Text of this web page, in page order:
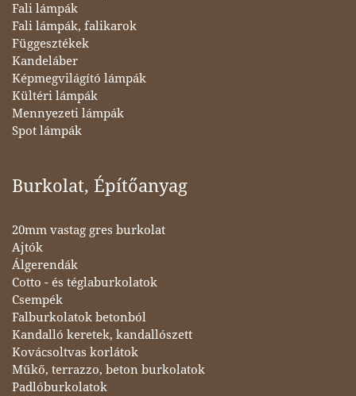
Fali lámpák
Fali lámpák, falikarok
Függesztékek
Kandeláber
Képmegvilágító lámpák
Kültéri lámpák
Mennyezeti lámpák
Spot lámpák
Burkolat, Építőanyag
20mm vastag gres burkolat
Ajtók
Álgerendák
Cotto - és téglaburkolatok
Csempék
Falburkolatok betonból
Kandalló keretek, kandallószett
Kovácsoltvas korlátok
Műkő, terrazzo, beton burkolatok
Padlóburkolatok